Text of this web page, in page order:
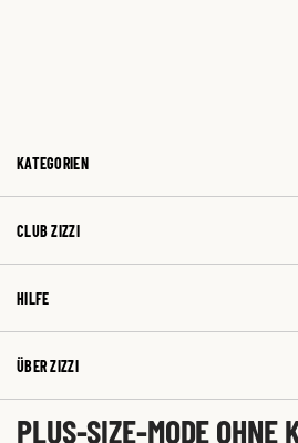
KATEGORIEN
CLUB ZIZZI
HILFE
ÜBER ZIZZI
PLUS-SIZE-MODE OHNE